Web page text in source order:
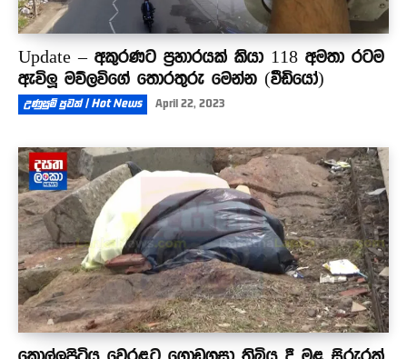
Update – අකුරණට ප්‍රහාරයක් කියා 118 අමතා රටම
ඇවිලූ මව්ලවිගේ තොරතුරු මෙන්න (වීඩියෝ)
උණුසුම් පුවත් | Hot News April 22, 2023